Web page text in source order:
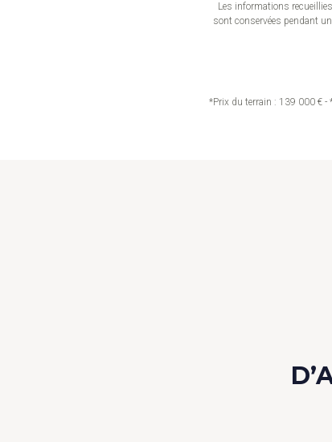
Les informations
sont conservées pendant
*Prix du terrain : 139 000 € -